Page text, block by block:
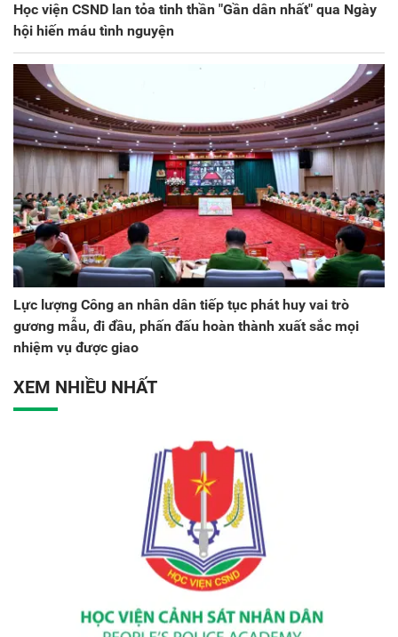
Học viện CSND lan tỏa tinh thần "Gần dân nhất" qua Ngày
hội hiến máu tình nguyện
Lực lượng Công an nhân dân tiếp tục phát huy vai trò
gương mẫu, đi đầu, phấn đấu hoàn thành xuất sắc mọi
nhiệm vụ được giao
XEM NHIỀU NHẤT